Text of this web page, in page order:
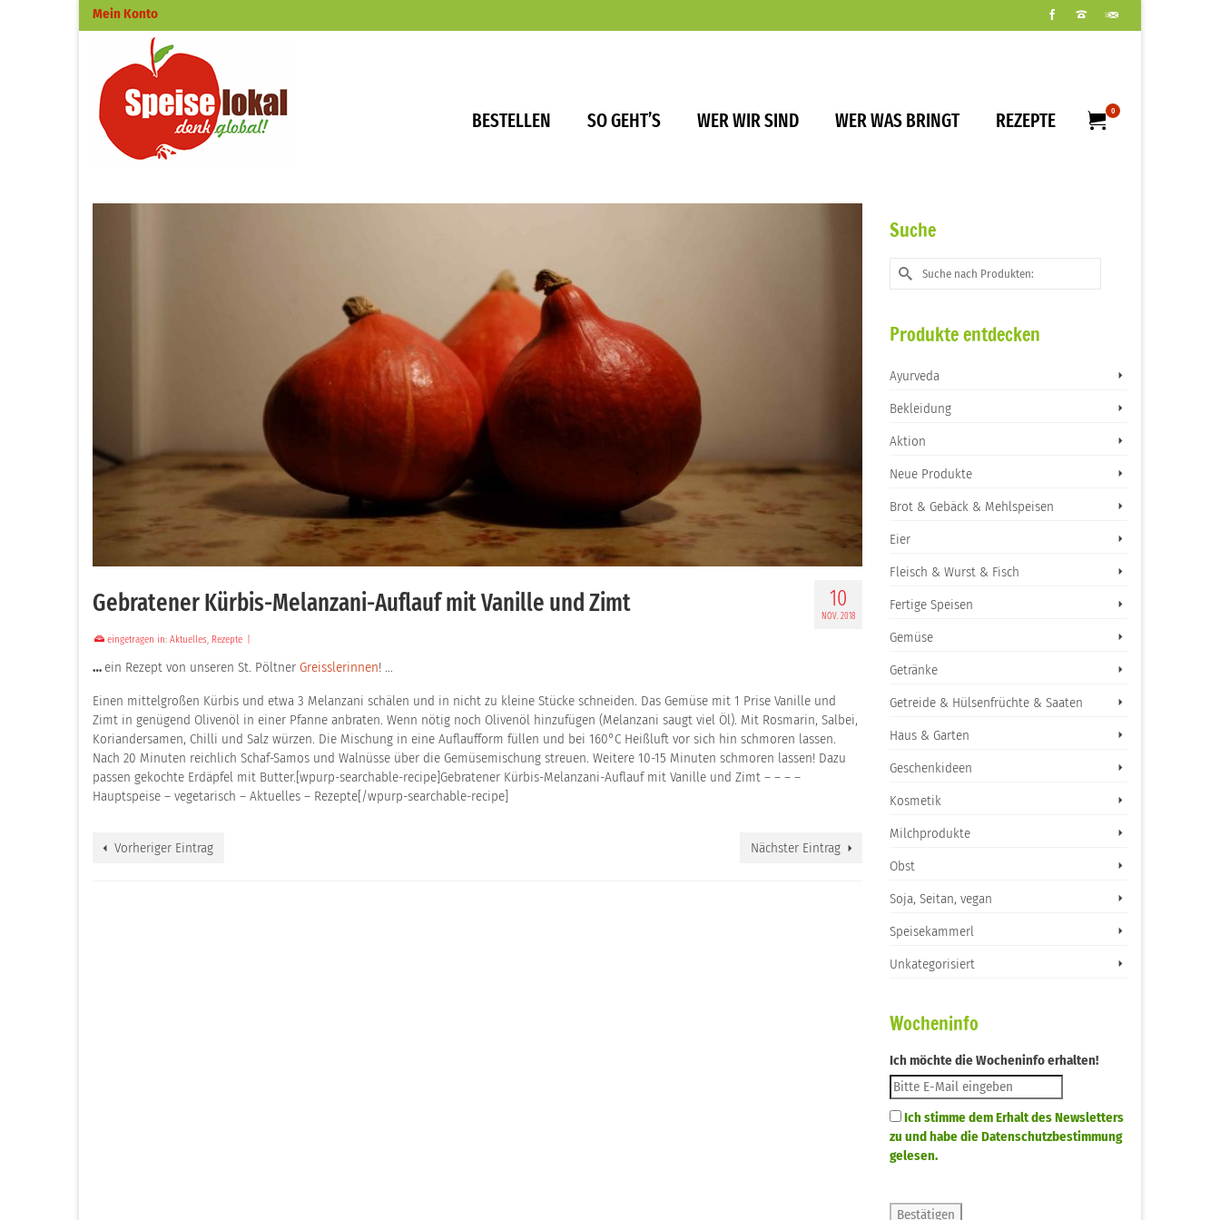
Mein Konto
BESTELLEN SO GEHT’S WER WIR SIND WER WAS BRINGT REZEPTE 0
10
NOV. 2018
Gebratener Kürbis-Melanzani-Auflauf mit Vanille und Zimt
eingetragen in: Aktuelles, Rezepte
… ein Rezept von unseren St. Pöltner Greisslerinnen! …
Einen mittelgroßen Kürbis und etwa 3 Melanzani schälen und in nicht zu kleine Stücke schneiden. Das Gemüse mit 1 Prise Vanille und
Zimt in genügend Olivenöl in einer Pfanne anbraten. Wenn nötig noch Olivenöl hinzufügen (Melanzani saugt viel Öl). Mit Rosmarin, Salbei,
Koriandersamen, Chilli und Salz würzen. Die Mischung in eine Auflaufform füllen und bei 160°C Heißluft vor sich hin schmoren lassen.
Nach 20 Minuten reichlich Schaf-Samos und Walnüsse über die Gemüsemischung streuen. Weitere 10-15 Minuten schmoren lassen! Dazu
passen gekochte Erdäpfel mit Butter.[wpurp-searchable-recipe]Gebratener Kürbis-Melanzani-Auflauf mit Vanille und Zimt – – – –
Hauptspeise – vegetarisch – Aktuelles – Rezepte[/wpurp-searchable-recipe]
Vorheriger Eintrag Nächster Eintrag
Suche
Suche
nach:
Produkte entdecken
Ayurveda
Bekleidung
Aktion
Neue Produkte
Brot & Gebäck & Mehlspeisen
Eier
Fleisch & Wurst & Fisch
Fertige Speisen
Gemüse
Getränke
Getreide & Hülsenfrüchte & Saaten
Haus & Garten
Geschenkideen
Kosmetik
Milchprodukte
Obst
Soja, Seitan, vegan
Speisekammerl
Unkategorisiert
Wocheninfo
Ich möchte die Wocheninfo erhalten!
Ich stimme dem Erhalt des Newsletters
zu und habe die Datenschutzbestimmung
gelesen.